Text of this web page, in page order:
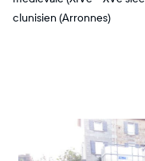
clunisien (Arronnes)